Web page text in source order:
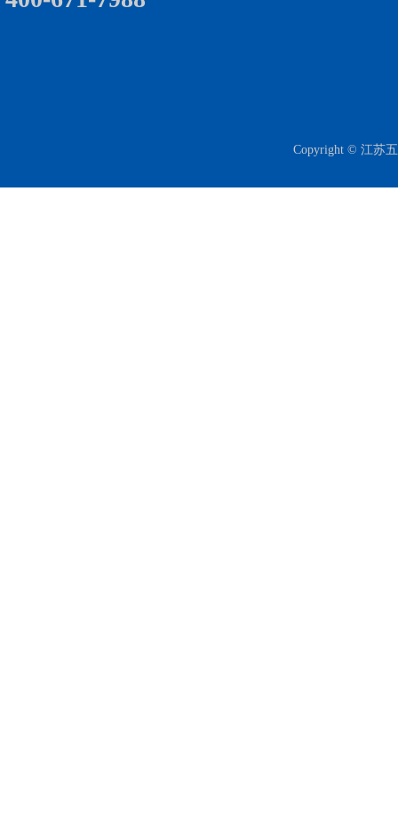
Copyright © 江苏